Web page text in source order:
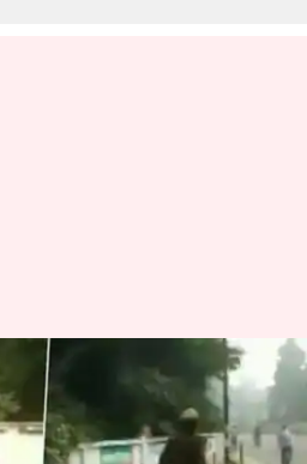
पुलिसकर्मी 45
पहुँचने की
जानें मामला